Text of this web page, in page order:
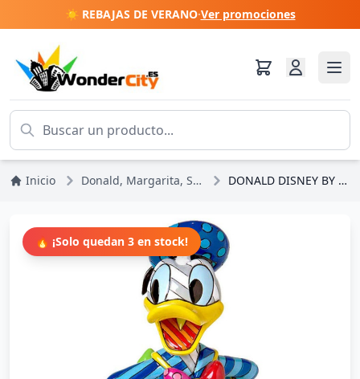
☀️ REBAJAS DE VERANO·Ver promociones
Inicio Donald, Margarita, Scrooge DONALD DISNEY BY BRITTO
🔥 ¡Solo quedan 3 en stock!